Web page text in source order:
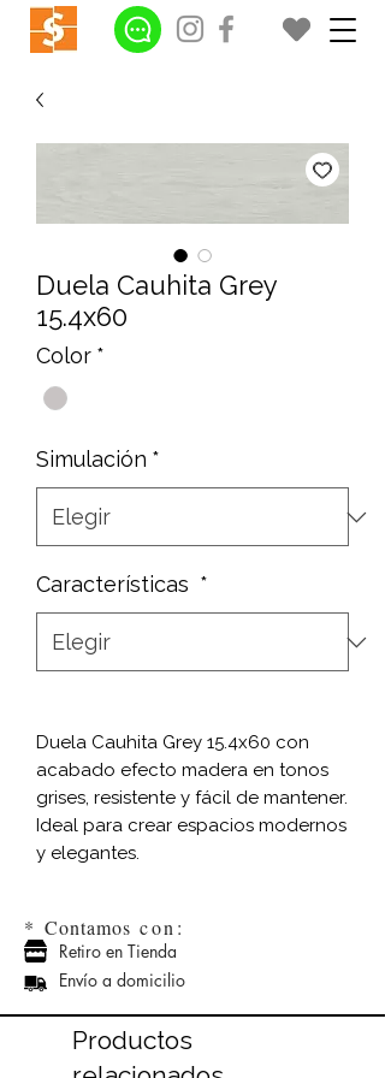
Duela Cauhita Grey
15.4x60
Color *
Simulación *
Características *
Duela Cauhita Grey 15.4x60 con
acabado efecto madera en tonos
grises, resistente y fácil de mantener.
Ideal para crear espacios modernos
y elegantes.
* Contamos con:
Retiro en Tienda
Envío a domicilio
Productos